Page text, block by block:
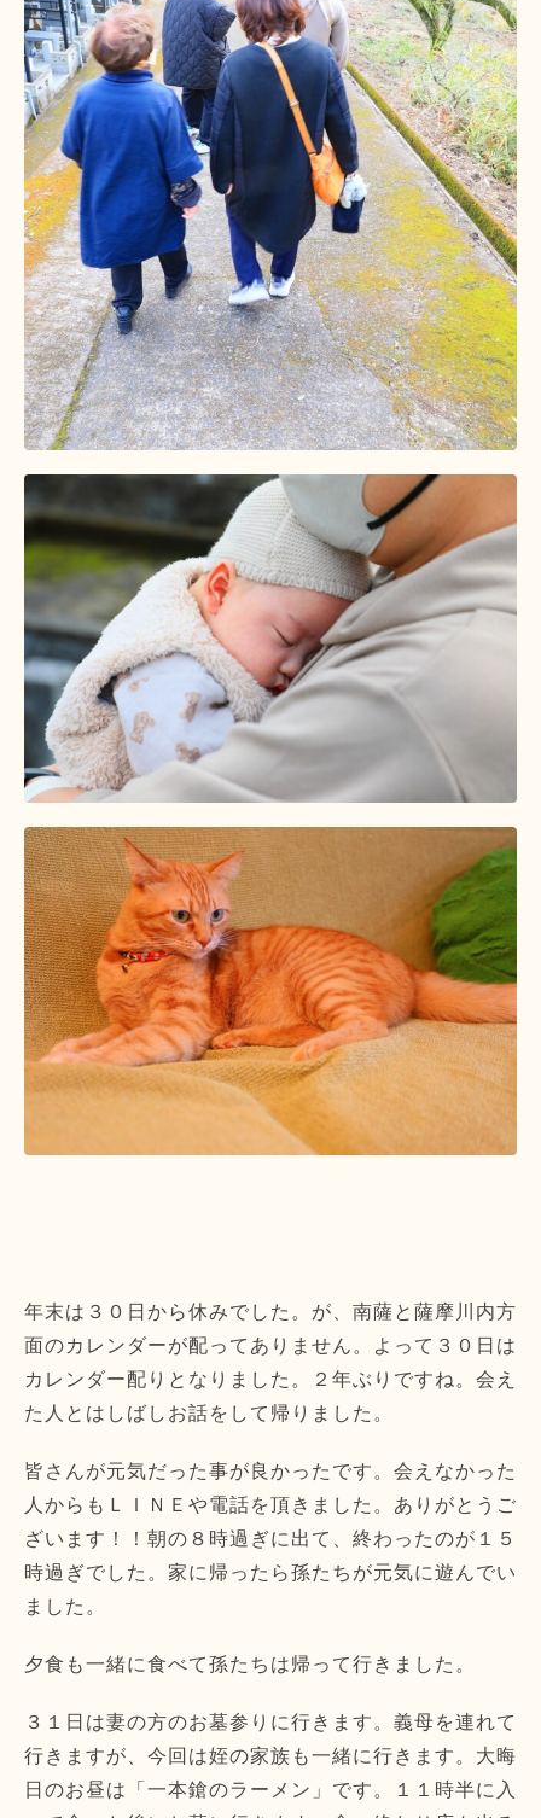
年末は３０日から休みでした。が、南薩と薩摩川内方
面のカレンダーが配ってありません。よって３０日は
カレンダー配りとなりました。２年ぶりですね。会え
た人とはしばしお話をして帰りました。
皆さんが元気だった事が良かったです。会えなかった
人からもＬＩＮＥや電話を頂きました。ありがとうご
ざいます！！朝の８時過ぎに出て、終わったのが１５
時過ぎでした。家に帰ったら孫たちが元気に遊んでい
ました。
夕食も一緒に食べて孫たちは帰って行きました。
３１日は妻の方のお墓参りに行きます。義母を連れて
行きますが、今回は姪の家族も一緒に行きます。大晦
日のお昼は「一本鎗のラーメン」です。１１時半に入